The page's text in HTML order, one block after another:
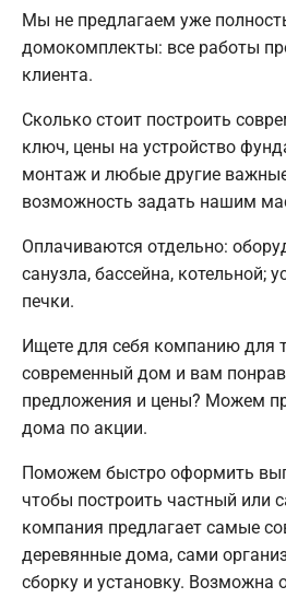
Мы не предлагаем уже
домокомплекты: все работы
клиента.
Сколько стоит построить
ключ, цены на устройство
монтаж и любые другие
возможность задать нашим
Оплачиваются отдельно:
санузла, бассейна, котельной;
печки.
Ищете для себя компанию для
современный дом и вам
предложения и цены? Можем
дома по акции.
Поможем быстро оформить
чтобы построить частный или
компания предлагает самые
деревянные дома, сами
сборку и установку. Возможна